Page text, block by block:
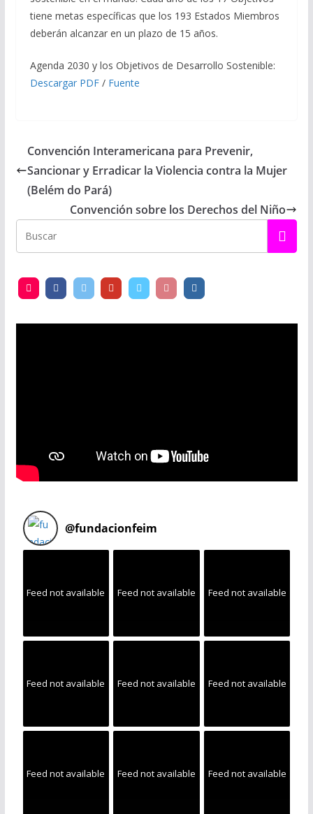
tiene metas específicas que los 193 Estados Miembros
deberán alcanzar en un plazo de 15 años.
Agenda 2030 y los Objetivos de Desarrollo Sostenible:
Descargar PDF/ Fuente
Convención Interamericana para Prevenir,
Sancionar y Erradicar la Violencia contra la Mujer
(Belém do Pará)
Convención sobre los Derechos del Niño
@fundacionfeim
Feed not available Feed not available Feed not available
Feed not available Feed not available Feed not available
Feed not available Feed not available Feed not available